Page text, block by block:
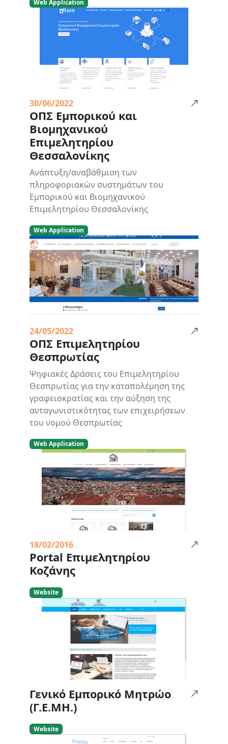
Web Application
30/06/2022
ΟΠΣ Εμπορικού και
Βιομηχανικού
Επιμελητηρίου
Θεσσαλονίκης
Ανάπτυξη/αναβάθμιση των
πληροφοριακών συστημάτων του
Εμπορικού και Βιομηχανικού
Επιμελητηρίου Θεσσαλονίκης
Web Application
24/05/2022
ΟΠΣ Επιμελητηρίου
Θεσπρωτίας
Ψηφιακές Δράσεις του Επιμελητηρίου
Θεσπρωτίας για την καταπολέμηση της
γραφειοκρατίας και την αύξηση της
ανταγωνιστικότητας των επιχειρήσεων
του νομού Θεσπρωτίας
Web Application
18/02/2016
Portal Επιμελητηρίου
Κοζάνης
Website
Γενικό Εμπορικό Μητρώο
(Γ.Ε.ΜΗ.)
Website